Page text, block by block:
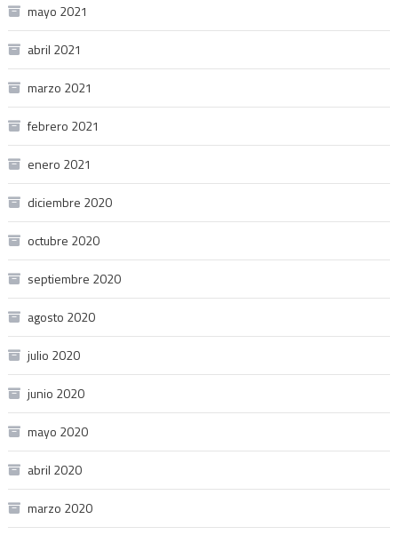
mayo 2021
abril 2021
marzo 2021
febrero 2021
enero 2021
diciembre 2020
octubre 2020
septiembre 2020
agosto 2020
julio 2020
junio 2020
mayo 2020
abril 2020
marzo 2020